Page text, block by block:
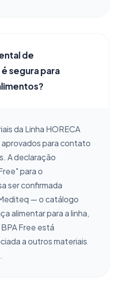
de
segura para
da Linha HORECA
para contato
A declaração
para o
ser confirmada
— o catálogo
alimentar para a linha,
Free está
a outros materiais